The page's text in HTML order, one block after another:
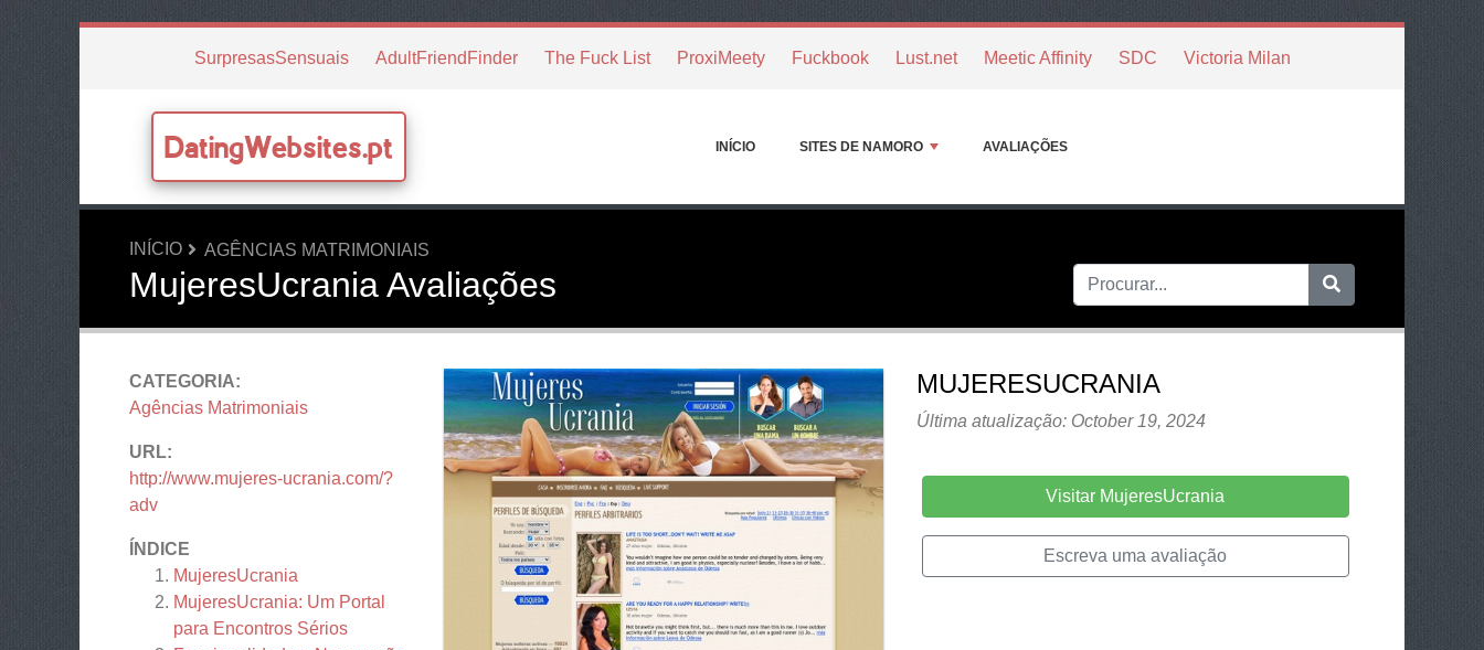
SurpresasSensuais AdultFriendFinder The Fuck List ProxiMeety Fuckbook Lust.net Meetic Affinity SDC Victoria Milan
DatingWebsites.pt INÍCIO SITES DE NAMORO AVALIAÇÕES
INÍCIO AGÊNCIAS MATRIMONIAIS
MujeresUcrania Avaliações
CATEGORIA:
Agências Matrimoniais
URL:
http://www.mujeres-ucrania.com/?
adv
ÍNDICE
MujeresUcrania
MujeresUcrania: Um Portal
para Encontros Sérios
MUJERESUCRANIA
Última atualização: October 19, 2024
Visitar MujeresUcrania
Escreva uma avaliação